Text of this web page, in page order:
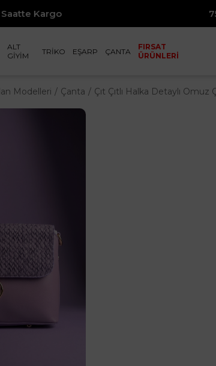
7500₺ ve Üzeri
ALT
GİYİM
TRİKO EŞARP ÇANTA
FIRSAT
ÜRÜNLERİ
Modelleri Çanta Çıt Çıtlı Halka Detaylı Omuz